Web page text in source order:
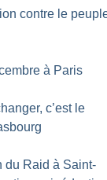
contre le
à Paris
c’est le
du Raid à Saint-